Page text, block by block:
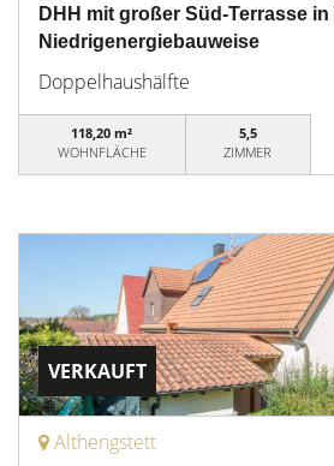
DHH mit großer Süd-Terrasse in
Niedrigenergiebauweise
Doppelhaushälfte
118,20 m²
WOHNFLÄCHE
5,5
ZIMMER
VERKAUFT
Althengstett